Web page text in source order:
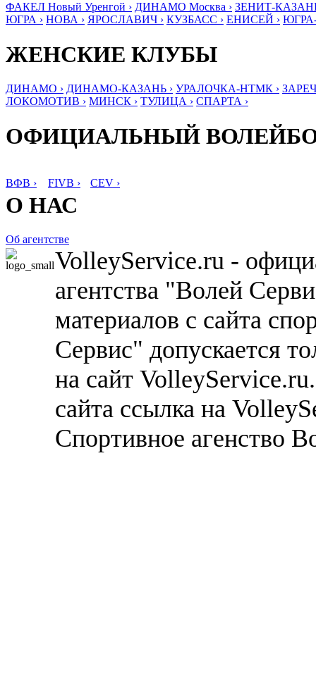
ФАКЕЛ Новый Уренгой › ДИНАМО Москва › ЗЕНИТ-
ЮГРА › НОВА › ЯРОСЛАВИЧ › КУЗБАСС › ЕНИСЕЙ ›
ЖЕНСКИЕ КЛУБЫ
ДИНАМО › ДИНАМО-КАЗАНЬ › УРАЛОЧКА-НТМК ›
ЛОКОМОТИВ › МИНСК › ТУЛИЦА › СПАРТА ›
ОФИЦИАЛЬНЫЙ
ВФВ › FIVB › CEV ›
О НАС
Об агентстве
VolleyService.ru -
агентства "Волей
материалов с сайта
Сервис" допускается
на сайт
сайта ссылка на
Спортивное агенство